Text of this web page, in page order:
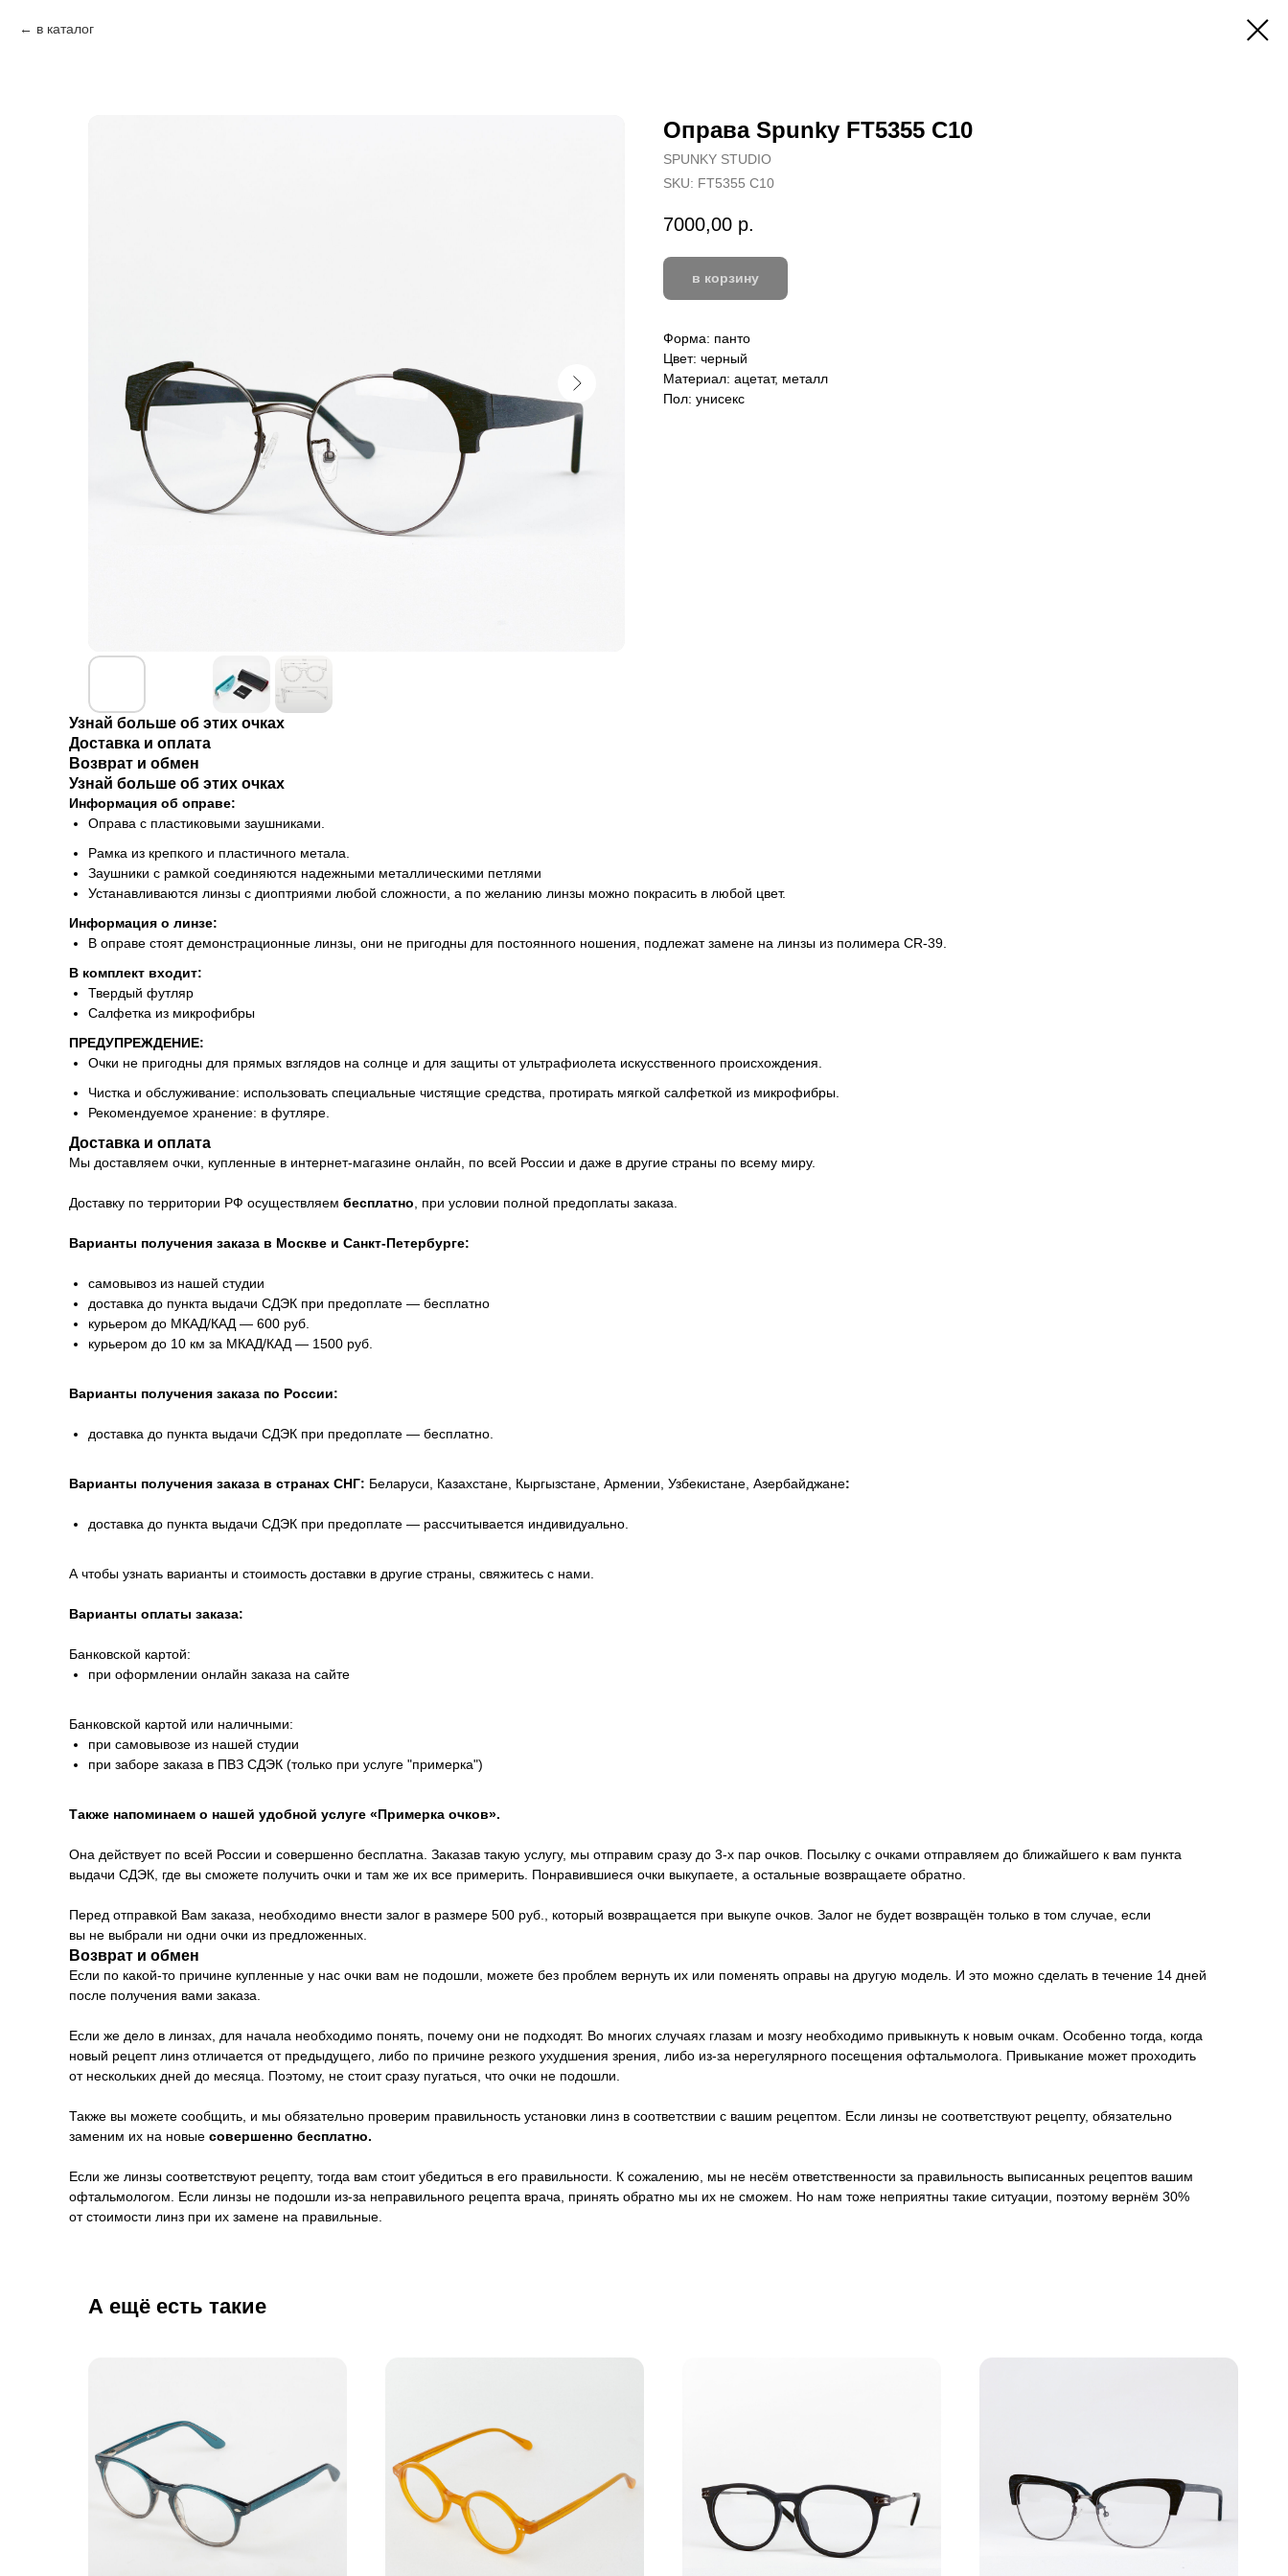
в каталог
Оправа Spunky FT5355 C10
SPUNKY STUDIO
SKU: FT5355 C10
7000,00 р.
в корзину
Форма: панто
Цвет: черный
Материал: ацетат, металл
Пол: унисекс
Узнай больше об этих очках
Доставка и оплата
Возврат и обмен
Узнай больше об этих очках
Информация об оправе:
Оправа с пластиковыми заушниками.
Рамка из крепкого и пластичного метала.
Заушники с рамкой соединяются надежными металлическими петлями
Устанавливаются линзы с диоптриями любой сложности, а по желанию линзы можно покрасить в любой цвет.
Информация о линзе:
В оправе стоят демонстрационные линзы, они не пригодны для постоянного ношения, подлежат замене на линзы из полимера CR-39.
В комплект входит:
Твердый футляр
Салфетка из микрофибры
ПРЕДУПРЕЖДЕНИЕ:
Очки не пригодны для прямых взглядов на солнце и для защиты от ультрафиолета искусственного происхождения.
Чистка и обслуживание: использовать специальные чистящие средства, протирать мягкой салфеткой из микрофибры.
Рекомендуемое хранение: в футляре.
Доставка и оплата
Мы доставляем очки, купленные в интернет-магазине онлайн, по всей России и даже в другие страны по всему миру.
Доставку по территории РФ осуществляем бесплатно , при условии полной предоплаты заказа.
Варианты получения заказа в Москве и Санкт-Петербурге:
самовывоз из нашей студии
доставка до пункта выдачи СДЭК при предоплате — бесплатно
курьером до МКАД/КАД — 600 руб.
курьером до 10 км за МКАД/КАД — 1500 руб.
Варианты получения заказа по России:
доставка до пункта выдачи СДЭК при предоплате — бесплатно.
Варианты получения заказа в странах СНГ: Беларуси, Казахстане, Кыргызстане, Армении, Узбекистане, Азербайджане:
доставка до пункта выдачи СДЭК при предоплате — рассчитывается индивидуально.
А чтобы узнать варианты и стоимость доставки в другие страны, свяжитесь с нами.
Варианты оплаты заказа:
Банковской картой:
при оформлении онлайн заказа на сайте
Банковской картой или наличными:
при самовывозе из нашей студии
при заборе заказа в ПВЗ СДЭК (только при услуге "примерка")
Также напоминаем о нашей удобной услуге «Примерка очков».
Она действует по всей России и совершенно бесплатна. Заказав такую услугу, мы отправим сразу до 3-х пар очков. Посылку с очками отправляем до ближайшего к вам пункта
выдачи СДЭК, где вы сможете получить очки и там же их все примерить. Понравившиеся очки выкупаете, а остальные возвращаете обратно.
Перед отправкой Вам заказа, необходимо внести залог в размере 500 руб., который возвращается при выкупе очков. Залог не будет возвращён только в том случае, если
вы не выбрали ни одни очки из предложенных.
Возврат и обмен
Если по какой-то причине купленные у нас очки вам не подошли, можете без проблем вернуть их или поменять оправы на другую модель. И это можно сделать в течение 14 дней
после получения вами заказа.
Если же дело в линзах, для начала необходимо понять, почему они не подходят. Во многих случаях глазам и мозгу необходимо привыкнуть к новым очкам. Особенно тогда, когда
новый рецепт линз отличается от предыдущего, либо по причине резкого ухудшения зрения, либо из-за нерегулярного посещения офтальмолога. Привыкание может проходить
от нескольких дней до месяца. Поэтому, не стоит сразу пугаться, что очки не подошли.
Также вы можете сообщить, и мы обязательно проверим правильность установки линз в соответствии с вашим рецептом. Если линзы не соответствуют рецепту, обязательно
заменим их на новые совершенно бесплатно.
Если же линзы соответствуют рецепту, тогда вам стоит убедиться в его правильности. К сожалению, мы не несём ответственности за правильность выписанных рецептов вашим
офтальмологом. Если линзы не подошли из-за неправильного рецепта врача, принять обратно мы их не сможем. Но нам тоже неприятны такие ситуации, поэтому вернём 30%
от стоимости линз при их замене на правильные.
А ещё есть такие